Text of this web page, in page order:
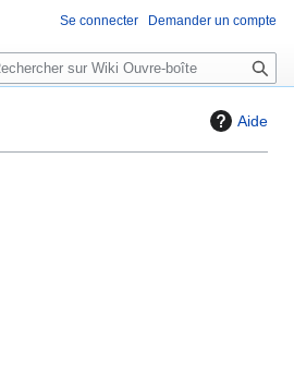
Aide
Se connecter Demander un compte